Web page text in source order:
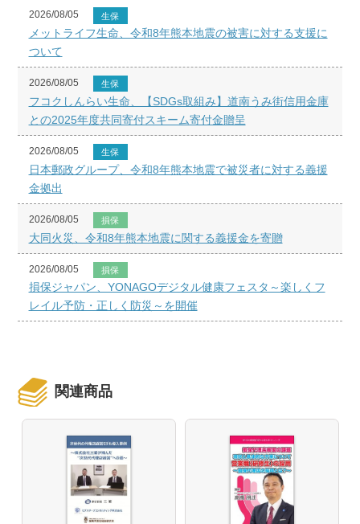
2026/08/05 生保
メットライフ生命、令和8年熊本地震の被害に対する支援に
ついて
2026/08/05 生保
フコクしんらい生命、【SDGs取組み】道南うみ街信用金庫
との2025年度共同寄付スキーム寄付金贈呈
2026/08/05 生保
日本郵政グループ、令和8年熊本地震で被災者に対する義援
金拠出
2026/08/05 損保
大同火災、令和8年熊本地震に関する義援金を寄贈
2026/08/05 損保
損保ジャパン、YONAGOデジタル健康フェスタ～楽しくフ
レイル予防・正しく防災～を開催
関連商品